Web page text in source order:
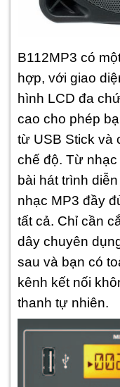
B112MP3 có
hợp, với giao
hình LCD đa
cao cho phép
từ USB Stick và
chế độ. Từ
bài hát trình
nhạc MP3 đầy
tất cả. Chỉ cần
dây chuyên
sau và bạn có
kênh kết nối
thanh tự nhiên.